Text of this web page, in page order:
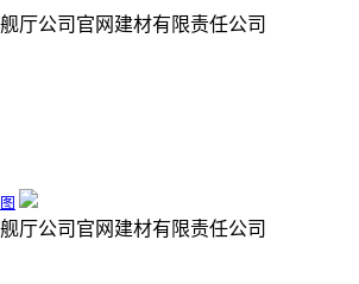
厅公司官网建材有限责任公司
厅公司官网建材有限责任公司